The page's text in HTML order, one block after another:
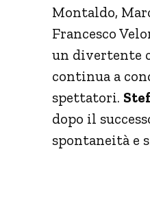
Montaldo,
Francesco
un divertente
continua a
spettatori.
dopo il
spontaneità e